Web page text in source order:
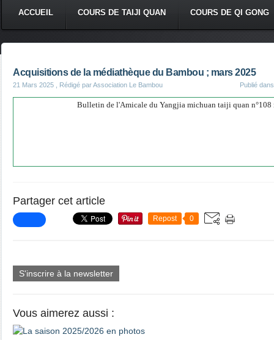
ACCUEIL COURS DE TAIJI QUAN COURS DE QI GONG
Acquisitions de la médiathèque du Bambou ; mars 2025
21 Mars 2025 , Rédigé par Association Le Bambou Publié
Bulletin de l'Amicale du Yangjia michuan taiji quan n°108
Partager cet article
Repost 0
S'inscrire à la newsletter
Vous aimerez aussi :